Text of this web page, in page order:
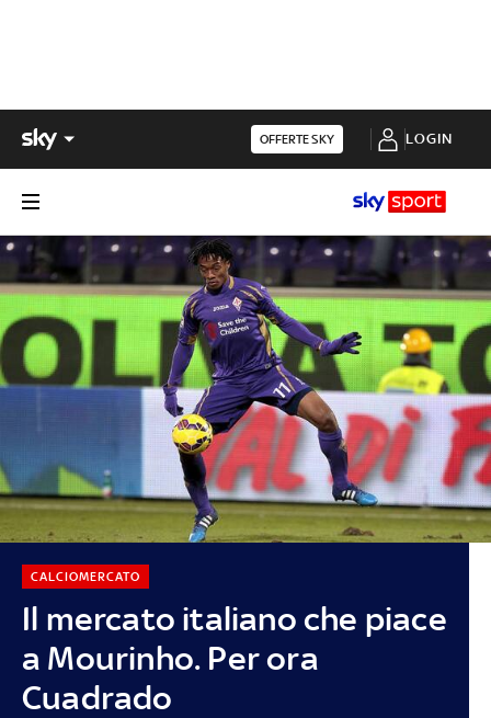
OFFERTE SKY LOGIN
Il mercato italiano che piace
a Mourinho. Per ora
Cuadrado
CALCIOMERCATO